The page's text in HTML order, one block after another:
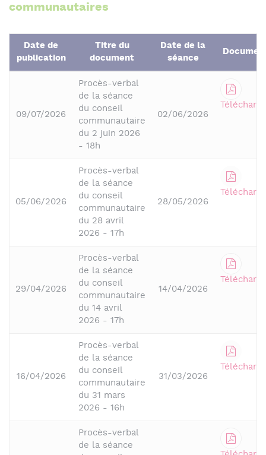
communautaires
Date de
publication
Titre du
document
Date de la
séance
09/07/2026
Procès-verbal
de la séance
du conseil
communautaire
du 2 juin 2026
- 18h
02/06/2026
05/06/2026
Procès-verbal
de la séance
du conseil
communautaire
du 28 avril
2026 - 17h
28/05/2026
29/04/2026
Procès-verbal
de la séance
du conseil
communautaire
du 14 avril
2026 - 17h
14/04/2026
16/04/2026
Procès-verbal
de la séance
du conseil
communautaire
du 31 mars
2026 - 16h
31/03/2026
Procès-verbal
de la séance